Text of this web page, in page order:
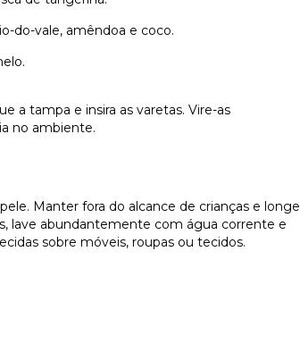
do-vale, amêndoa e coco.
a tampa e insira as varetas. Vire-as
no ambiente.
Manter fora do alcance de crianças e longe
lave abundantemente com água corrente e
sobre móveis, roupas ou tecidos.